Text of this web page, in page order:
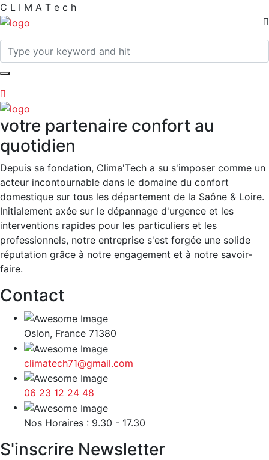
C L I M A T e c h
votre partenaire confort au
quotidien
Depuis sa fondation, Clima'Tech a su s'imposer comme un
acteur incontournable dans le domaine du confort
domestique sur tous les département de la Saône & Loire.
Initialement axée sur le dépannage d'urgence et les
interventions rapides pour les particuliers et les
professionnels, notre entreprise s'est forgée une solide
réputation grâce à notre engagement et à notre savoir-
faire.
Contact
Oslon, France 71380
climatech71@gmail.com
06 23 12 24 48
Nos Horaires : 9.30 - 17.30
S'inscrire Newsletter